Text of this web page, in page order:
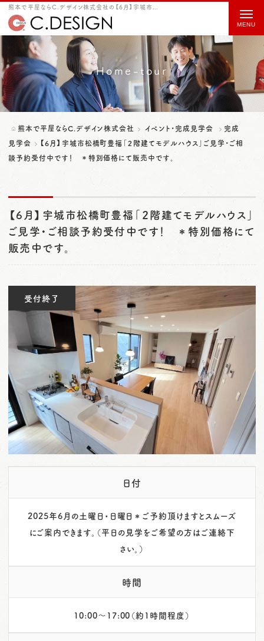
熊本で平屋ならC.デザイン株式会社の【6月】宇城市松橋町豊福「２階建てモデルハウス」ご見学・ご相談予約受付中です！ ＊特別価格にて販売中です。をご紹介
Home-tour
熊本で平屋ならC.デザイン株式会社 イベント・完成見学会
完成
見学会
【6月】宇城市松橋町豊福「２階建てモデルハウス」ご見学・ご相
談予約受付中です！ ＊特別価格にて販売中です。
【6月】宇城市松橋町豊福「２階建てモデルハウス」
ご見学・ご相談予約受付中です！ ＊特別価格にて
販売中です。
受付終了
日付
2025年6月の土曜日・日曜日＊ご予約頂けますとスムーズ
にご案内できます。（平日の見学をご希望の方はご連絡下
さい。）
時間
10:00～17:00（約1時間程度）
t
o
g
g
l
e
g
a
t